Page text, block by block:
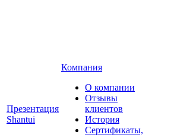
Презентация
Shantui
Компания
О компании
Отзывы
клиентов
История
Сертификаты,